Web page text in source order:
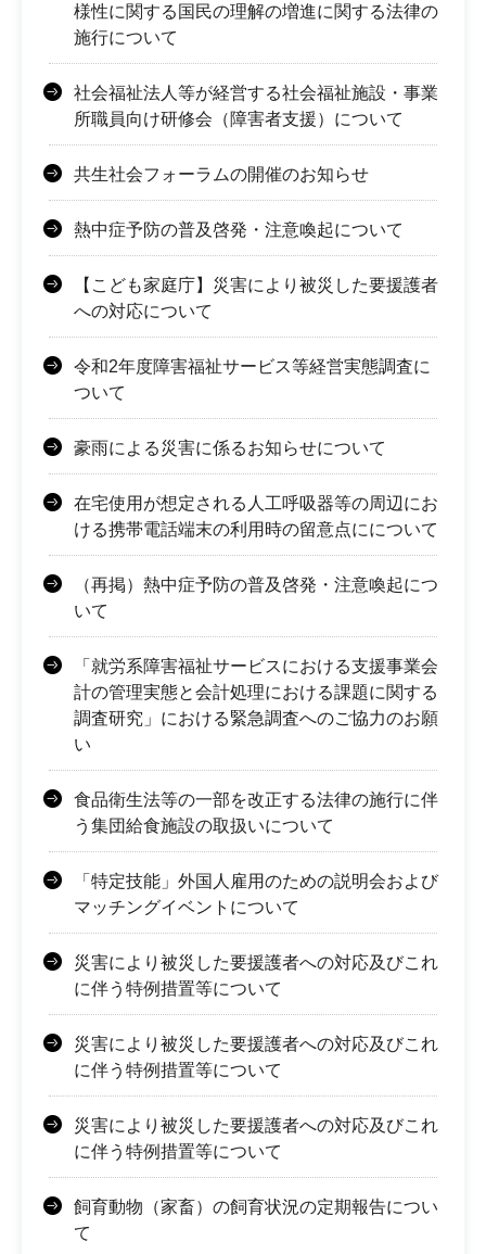
様性に関する国民の理解の増進に関する法律の
施行について
社会福祉法人等が経営する社会福祉施設・事業
所職員向け研修会（障害者支援）について
共生社会フォーラムの開催のお知らせ
熱中症予防の普及啓発・注意喚起について
【こども家庭庁】災害により被災した要援護者
への対応について
令和2年度障害福祉サービス等経営実態調査に
ついて
豪雨による災害に係るお知らせについて
在宅使用が想定される人工呼吸器等の周辺にお
ける携帯電話端末の利用時の留意点にについて
（再掲）熱中症予防の普及啓発・注意喚起につ
いて
「就労系障害福祉サービスにおける支援事業会
計の管理実態と会計処理における課題に関する
調査研究」における緊急調査へのご協力のお願
い
食品衛生法等の一部を改正する法律の施行に伴
う集団給食施設の取扱いについて
「特定技能」外国人雇用のための説明会および
マッチングイベントについて
災害により被災した要援護者への対応及びこれ
に伴う特例措置等について
災害により被災した要援護者への対応及びこれ
に伴う特例措置等について
災害により被災した要援護者への対応及びこれ
に伴う特例措置等について
飼育動物（家畜）の飼育状況の定期報告につい
て